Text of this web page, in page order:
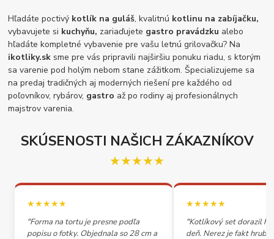
Hľadáte poctivý kotlík na guláš, kvalitnú kotlinu na zabíjačku,
vybavujete si kuchyňu, zariaďujete gastro pravádzku alebo
hľadáte kompletné vybavenie pre vašu letnú grilovačku? Na
ikotliky.sk sme pre vás pripravili najširšiu ponuku riadu, s ktorým
sa varenie pod holým nebom stane zážitkom. Špecializujeme sa
na predaj tradičných aj moderných riešení pre každého od
poľovníkov, rybárov, gastro až po rodiny aj profesionálnych
majstrov varenia.
SKÚSENOSTI NAŠICH ZÁKAZNÍKOV
★★★★★
★★★★★
"Forma na tortu je presne podľa
popisu o fotky. Objednala so 28 cm a
★★★★★
"Kotlíkový set dorazil
deň. Nerez je fakt